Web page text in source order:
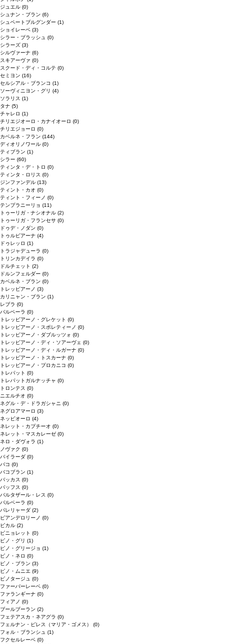
ジュエル (0)
シュナン・ブラン (6)
シュペートブルグンダー (1)
ショイレーベ (3)
シラー・ブラッシュ (0)
シラーズ (3)
シルヴァーナ (6)
スキアーヴァ (0)
スクード・ディ・コルテ (0)
セミヨン (16)
セルシアル・ブランコ (1)
ソーヴィニヨン・グリ (4)
ソラリス (1)
タナ (5)
チャレロ (1)
チリエジオーロ・カナイオーロ (0)
チリエジョーロ (0)
カベルネ・フラン (144)
ディオリノワール (0)
ティブラン (1)
シラー (60)
ティンタ・デ・トロ (0)
ティンタ・ロリス (0)
ジンファンデル (13)
ティント・カオ (0)
ティント・フィーノ (0)
テンプラニーリョ (11)
トゥーリガ・ナシオナル (2)
トゥーリガ・フランセサ (0)
ドゥデ・ノダン (0)
トゥルビアーナ (4)
ドゥレッロ (1)
トラジャデューラ (0)
トリンカデイラ (0)
ドルチェット (2)
ドルンフェルダー (0)
カベルネ・ブラン (0)
トレッビアーノ (3)
カリニャン・ブラン (1)
レブラ (0)
バルベーラ (0)
トレッビアーノ・グレケット (0)
トレッビアーノ・スポレティーノ (0)
トレッビアーノ・ダブルッツォ (0)
トレッビアーノ・ディ・ソアーヴェ (0)
トレッビアーノ・ディ・ルガーナ (0)
トレッビアーノ・トスカーナ (0)
トレッビアーノ・プロカニコ (0)
トレパット (0)
トレパットガルナッチャ (0)
トロンテス (0)
ニエルチオ (0)
ネグル・デ・ドラガシャニ (0)
ネグロアマーロ (3)
ネッビオーロ (4)
ネレット・カプチーオ (0)
ネレット・マスカレーゼ (0)
ネロ・ダヴォラ (1)
ノヴァク (0)
バイラーダ (0)
バコ (0)
バコブラン (1)
バッカス (0)
バッフス (0)
バルタザール・レス (0)
バルベーラ (0)
パレリャーダ (2)
ピアンデロリーノ (0)
ビカル (2)
ピニョレット (0)
ピノ・グリ (1)
ピノ・グリージョ (1)
ピノ・ネロ (0)
ピノ・ブラン (3)
ピノ・ムニエ (9)
ピノタージュ (0)
ファーバーレーベ (0)
ファランギーナ (0)
フィアノ (0)
ブールブーラン (2)
フェテアスカ・ネアグラ (0)
フェルナン・ピレス（マリア・ゴメス） (0)
フォル・ブランシュ (1)
フクセルレーベ (0)